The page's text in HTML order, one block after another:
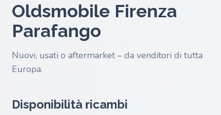
Oldsmobile Firenza
Parafango
Nuovi, usati o aftermarket – da venditori di tutta
Europa.
Disponibilità ricambi